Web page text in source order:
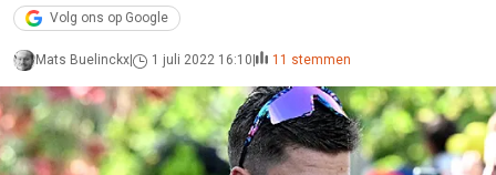
Volg ons op Google
Mats Buelinckx 1 juli 2022 16:10 11 stemmen